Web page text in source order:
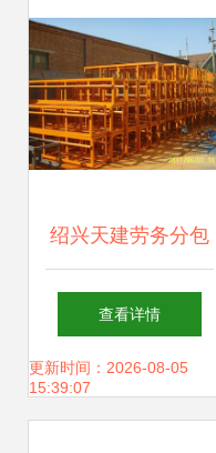
绍兴天建劳务分包
扎根于世界工厂网
的务实典范
查看详情
更新时间：2026-08-05
15:39:07